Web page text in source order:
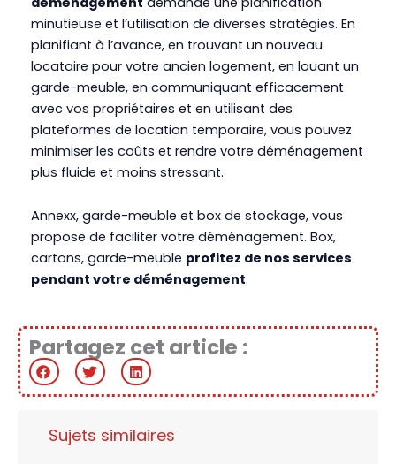
minutieuse et l’utilisation de diverses stratégies. En
planifiant à l’avance, en trouvant un nouveau
locataire pour votre ancien logement, en louant un
garde-meuble, en communiquant efficacement
avec vos propriétaires et en utilisant des
plateformes de location temporaire, vous pouvez
minimiser les coûts et rendre votre déménagement
plus fluide et moins stressant.
Annexx, garde-meuble et box de stockage, vous
propose de faciliter votre déménagement. Box,
cartons, garde-meuble profitez de nos services
pendant votre déménagement.
Partagez cet article :
Sujets similaires